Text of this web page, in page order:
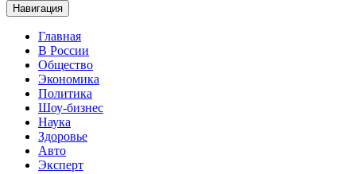
Навигация
Главная
В России
Общество
Экономика
Политика
Шоу-бизнес
Наука
Здоровье
Авто
Эксперт